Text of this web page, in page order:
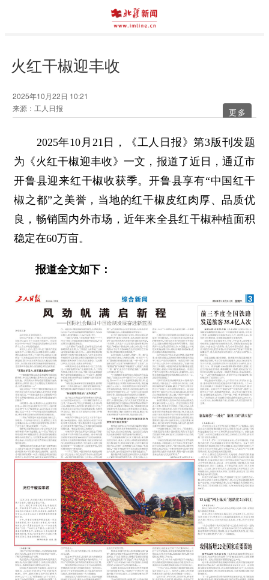
火红干椒迎丰收
2025年10月22日 10:21
来源：工人日报
更多
2025年10月21日，《工人日报》第3版刊发题
为《火红干椒迎丰收》一文，报道了近日，通辽市
开鲁县迎来红干椒收获季。开鲁县享有“中国红干
椒之都”之美誉，当地的红干椒皮红肉厚、品质优
良，畅销国内外市场，近年来全县红干椒种植面积
稳定在60万亩。
报道全文如下：